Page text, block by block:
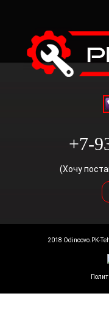
+7-
(Хочу
2018 Odincovo.PK-